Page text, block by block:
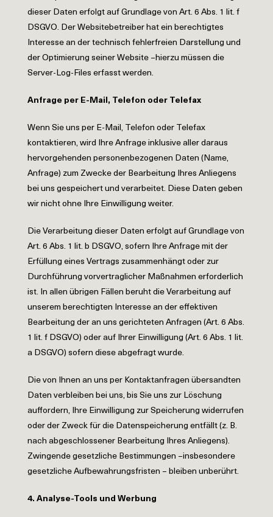
dieser Daten erfolgt auf Grundlage von Art. 6 Abs. 1 lit. f
DSGVO. Der Websitebetreiber hat ein berechtigtes
Interesse an der technisch fehlerfreien Darstellung und
der Optimierung seiner Website –hierzu müssen die
Server-Log-Files erfasst werden.
Anfrage per E-Mail, Telefon oder Telefax
Wenn Sie uns per E-Mail, Telefon oder Telefax
kontaktieren, wird Ihre Anfrage inklusive aller daraus
hervorgehenden personenbezogenen Daten (Name,
Anfrage) zum Zwecke der Bearbeitung Ihres Anliegens
bei uns gespeichert und verarbeitet. Diese Daten geben
wir nicht ohne Ihre Einwilligung weiter.
Die Verarbeitung dieser Daten erfolgt auf Grundlage von
Art. 6 Abs. 1 lit. b DSGVO, sofern Ihre Anfrage mit der
Erfüllung eines Vertrags zusammenhängt oder zur
Durchführung vorvertraglicher Maßnahmen erforderlich
ist. In allen übrigen Fällen beruht die Verarbeitung auf
unserem berechtigten Interesse an der effektiven
Bearbeitung der an uns gerichteten Anfragen (Art. 6 Abs.
1 lit. f DSGVO) oder auf Ihrer Einwilligung (Art. 6 Abs. 1 lit.
a DSGVO) sofern diese abgefragt wurde.
Die von Ihnen an uns per Kontaktanfragen übersandten
Daten verbleiben bei uns, bis Sie uns zur Löschung
auffordern, Ihre Einwilligung zur Speicherung widerrufen
oder der Zweck für die Datenspeicherung entfällt (z. B.
nach abgeschlossener Bearbeitung Ihres Anliegens).
Zwingende gesetzliche Bestimmungen –insbesondere
gesetzliche Aufbewahrungsfristen – bleiben unberührt.
4. Analyse-Tools und Werbung